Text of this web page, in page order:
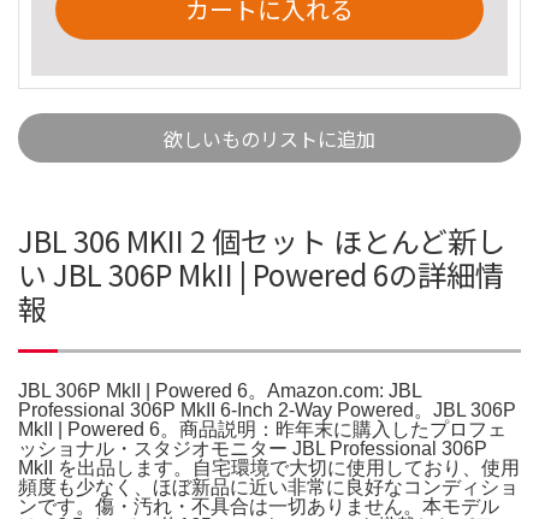
カートに入れる
欲しいものリストに追加
JBL 306 MKII 2 個セット ほとんど新し
い JBL 306P MkII | Powered 6の詳細情
報
JBL 306P MkII | Powered 6。Amazon.com: JBL
Professional 306P MkII 6-Inch 2-Way Powered。JBL 306P
MkII | Powered 6。商品説明：昨年末に購入したプロフェ
ッショナル・スタジオモニター JBL Professional 306P
MkII を出品します。自宅環境で大切に使用しており、使用
頻度も少なく、ほぼ新品に近い非常に良好なコンディショ
ンです。傷・汚れ・不具合は一切ありません。本モデル